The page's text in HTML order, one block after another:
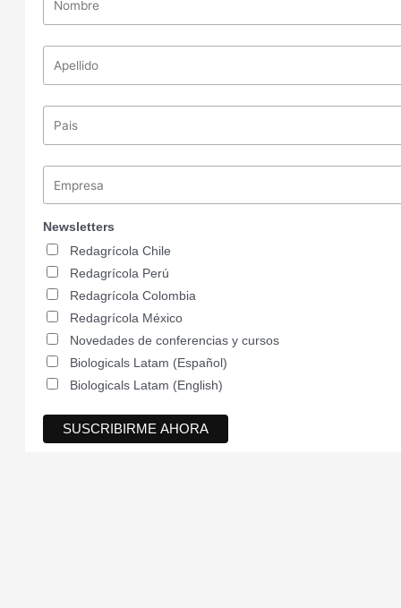
Newsletters
Redagrícola Chile
Redagrícola Perú
Redagrícola Colombia
Redagrícola México
Novedades de conferencias y cursos
Biologicals Latam (Español)
Biologicals Latam (English)